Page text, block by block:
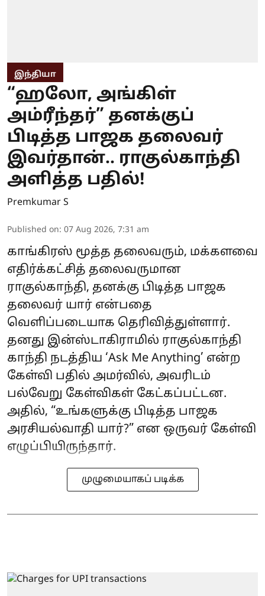
இந்தியா
“ஹலோ, அங்கிள்
அம்ரீந்தர்” தனக்குப்
பிடித்த பாஜக தலைவர்
இவர்தான்.. ராகுல்காந்தி
அளித்த பதில்!
Premkumar S
Published on: 07 Aug 2026, 7:31 am
காங்கிரஸ் மூத்த தலைவரும், மக்களவை
எதிர்க்கட்சித் தலைவருமான
ராகுல்காந்தி, தனக்கு பிடித்த பாஜக
தலைவர் யார் என்பதை
வெளிப்படையாக தெரிவித்துள்ளார்.
தனது இன்ஸ்டாகிராமில் ராகுல்காந்தி
காந்தி நடத்திய ‘Ask Me Anything’ என்ற
கேள்வி பதில் அமர்வில், அவரிடம்
பல்வேறு கேள்விகள் கேட்கப்பட்டன.
அதில், “உங்களுக்கு பிடித்த பாஜக
அரசியல்வாதி யார்?” என ஒருவர் கேள்வி
எழுப்பியிருந்தார்.
முழுமையாகப் படிக்க